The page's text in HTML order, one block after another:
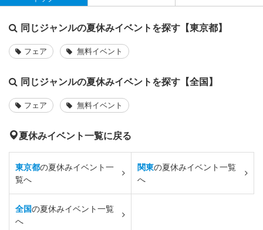
同じジャンルの夏休みイベントを探す【東京都】
フェア 無料イベント
同じジャンルの夏休みイベントを探す【全国】
フェア 無料イベント
夏休みイベント一覧に戻る
東京都の夏休みイベント一
覧へ
関東の夏休みイベント一覧
へ
全国の夏休みイベント一覧
へ